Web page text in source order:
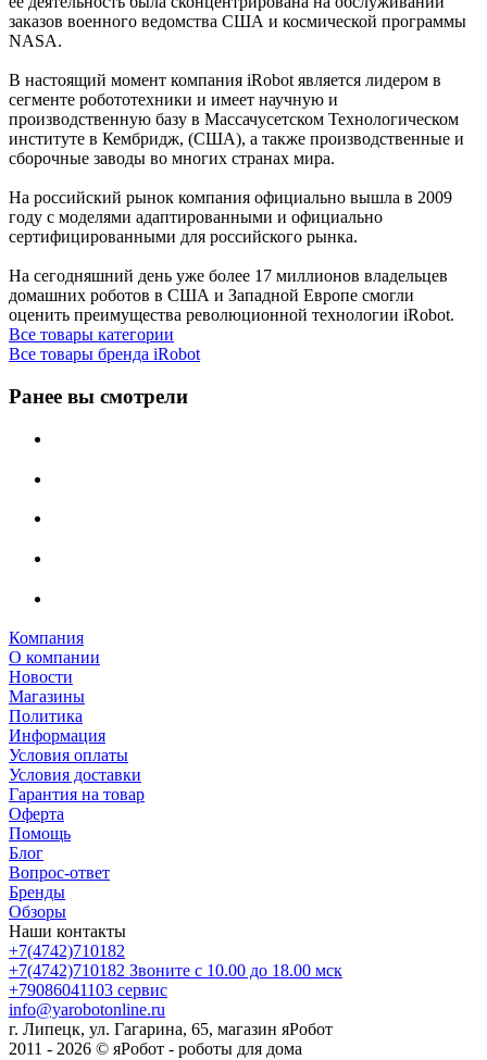
заказов военного ведомства США и космической программы
NASA.
В настоящий момент компания iRobot является лидером в
сегменте робототехники и имеет научную и
производственную базу в Массачусетском Технологическом
институте в Кембридж, (США), а также производственные и
сборочные заводы во многих странах мира.
На российский рынок компания официально вышла в 2009
году с моделями адаптированными и официально
сертифицированными для российского рынка.
На сегодняшний день уже более 17 миллионов владельцев
домашних роботов в CША и Западной Европе смогли
оценить преимущества революционной технологии iRobot.
Все товары категории
Все товары бренда iRobot
Ранее вы смотрели
Компания
О компании
Новости
Магазины
Политика
Информация
Условия оплаты
Условия доставки
Гарантия на товар
Оферта
Помощь
Блог
Вопрос-ответ
Бренды
Обзоры
Наши контакты
+7(4742)710182
+7(4742)710182 Звоните с 10.00 до 18.00 мск
+79086041103 сервис
info@yarobotonline.ru
г. Липецк, ул. Гагарина, 65, магазин яРобот
2011 - 2026 © яРобот - роботы для дома